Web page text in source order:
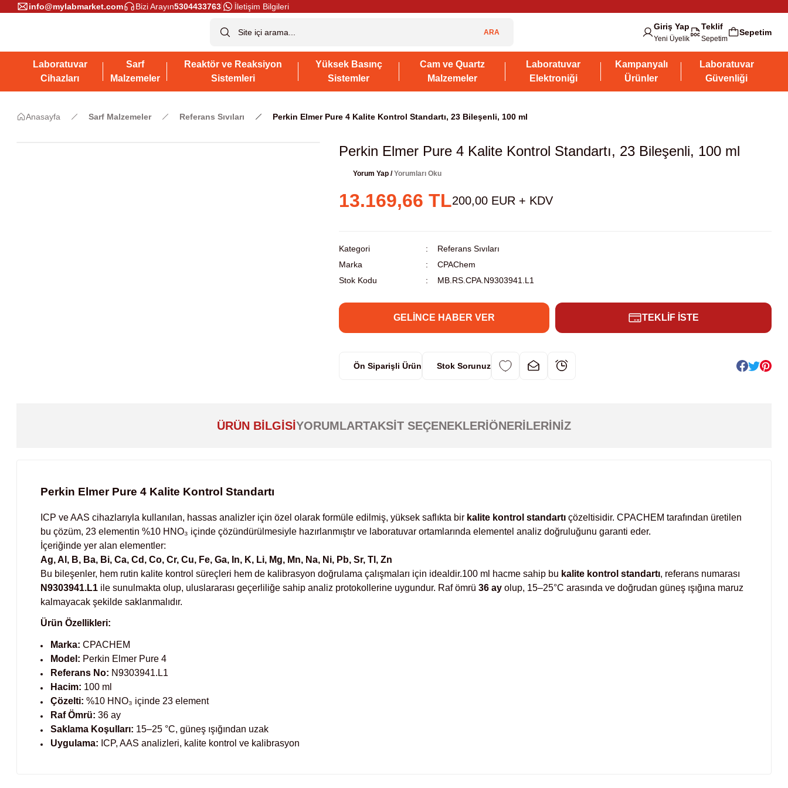
info@mylabmarket.com Bizi Arayın5304433763 İletişim Bilgileri
ARA
Giriş Yap
Yeni Üyelik
Teklif
Sepetim
Sepetim
Laboratuvar
Cihazları
Sarf
Malzemeler
Reaktör ve Reaksiyon
Sistemleri
Yüksek Basınç
Sistemler
Cam ve Quartz
Malzemeler
Laboratuvar
Elektroniği
Kampanyalı
Ürünler
Laboratuvar
Güvenliği
Anasayfa Sarf Malzemeler Referans Sıvıları Perkin Elmer Pure 4 Kalite Kontrol Standartı, 23 Bileşenli, 100 ml
Perkin Elmer Pure 4 Kalite Kontrol Standartı, 23 Bileşenli, 100 ml
Yorum Yap /Yorumları Oku
13.169,66 TL200,00 EUR + KDV
Kategori
Referans Sıvıları
Marka
CPAChem
Stok Kodu
MB.RS.CPA.N9303941.L1
GELINCE HABER VER TEKLİF İSTE
Ön Siparişli Ürün Stok Sorunuz
ÜRÜN BILGISIYORUMLARTAKSIT SEÇENEKLERIÖNERILERINIZ
Perkin Elmer Pure 4 Kalite Kontrol Standartı
ICP ve AAS cihazlarıyla kullanılan, hassas analizler için özel olarak formüle edilmiş, yüksek saflıkta bir kalite kontrol standartı çözeltisidir. CPACHEM tarafından üretilen
bu çözüm, 23 elementin %10 HNO₃ içinde çözündürülmesiyle hazırlanmıştır ve laboratuvar ortamlarında elementel analiz doğruluğunu garanti eder.
İçeriğinde yer alan elementler:
Ag, Al, B, Ba, Bi, Ca, Cd, Co, Cr, Cu, Fe, Ga, In, K, Li, Mg, Mn, Na, Ni, Pb, Sr, Tl, Zn
Bu bileşenler, hem rutin kalite kontrol süreçleri hem de kalibrasyon doğrulama çalışmaları için idealdir.100 ml hacme sahip bu kalite kontrol standartı, referans numarası
N9303941.L1 ile sunulmakta olup, uluslararası geçerliliğe sahip analiz protokollerine uygundur. Raf ömrü 36 ay olup, 15–25°C arasında ve doğrudan güneş ışığına maruz
kalmayacak şekilde saklanmalıdır.
Ürün Özellikleri:
Marka: CPACHEM
Model: Perkin Elmer Pure 4
Referans No: N9303941.L1
Hacim: 100 ml
Çözelti: %10 HNO₃ içinde 23 element
Raf Ömrü: 36 ay
Saklama Koşulları: 15–25 °C, güneş ışığından uzak
Uygulama: ICP, AAS analizleri, kalite kontrol ve kalibrasyon